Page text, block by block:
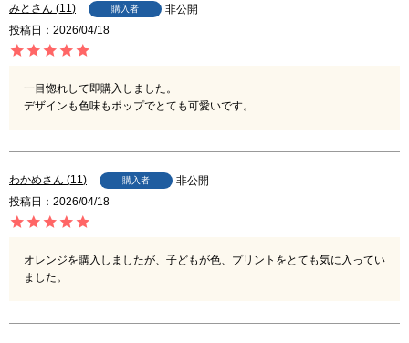
みと 11 購入者
非公開
投稿日
2026/04/18
一目惚れして即購入しました。
デザインも色味もポップでとても可愛いです。
わかめ 11 購入者
非公開
投稿日
2026/04/18
オレンジを購入しましたが、子どもが色、プリントをとても気に入ってい
ました。